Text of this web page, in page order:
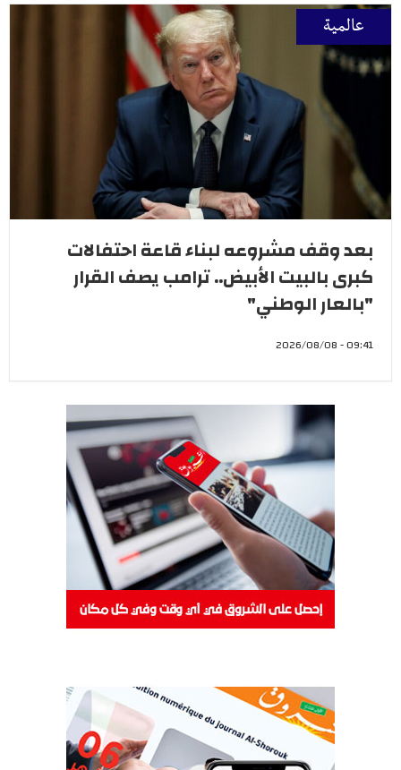
عالمية
بعد وقف مشروعه لبناء قاعة احتفالات
كبرى بالبيت الأبيض.. ترامب يصف القرار
"بالعار الوطني"
09:41 - 2026/08/08